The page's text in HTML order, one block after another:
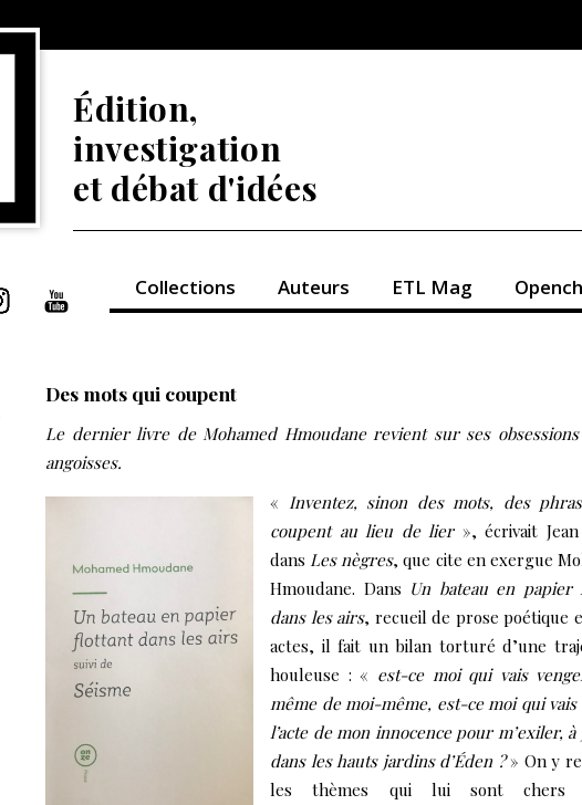
Édition,
investigation
et débat d'idées
Collections Auteurs ETL Mag
Des mots qui coupent
Le dernier livre de Mohamed Hmoudane revient sur ses
angoisses.
« Inventez, sinon des mots, des
coupent au lieu de lier», écrivait Jean
dans Les nègres, que cite en exergue
Hmoudane. Dans Un bateau en papier
dans les airs, recueil de prose poétique
actes, il fait un bilan torturé d’une
houleuse : « est-ce moi qui vais
même de moi-même, est-ce moi qui
l’acte de mon innocence pour m’exiler, à
dans les hauts jardins d’Éden ?» On y
les thèmes qui lui sont